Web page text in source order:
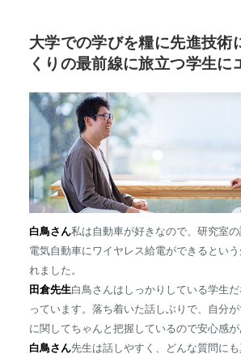
大学での学びを糧に先進技術
くりの最前線に旅立つ学生に
白鳥さん私は自動車が好きなので、研究室の
電気自動車にワイヤレス給電ができるとい
れました。
田倉先生白鳥さんはしっかりしている学生
っています。落ち着いた話しぶりで、自分
に関してちゃんと把握しているので安心感が
白鳥さん先生は話しやすく、どんな質問に